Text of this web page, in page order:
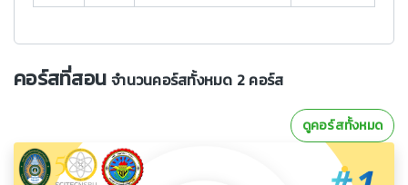
คอร์สที่สอนจำนวนคอร์สทั้งหมด 2 คอร์ส
ดูคอร์สทั้งหมด